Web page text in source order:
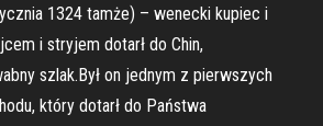
1324 tamże) – wenecki kupiec i
i stryjem dotarł do Chin,
szlak.Był on jednym z pierwszych
który dotarł do Państwa